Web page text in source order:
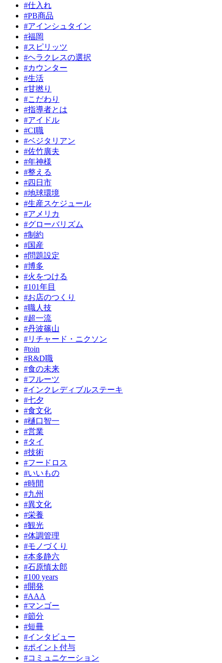
#仕入れ
#PB商品
#アインシュタイン
#福岡
#スピリッツ
#ヘラクレスの選択
#カウンター
#生活
#甘撚り
#こだわり
#指導者とは
#アイドル
#CI職
#ベジタリアン
#佐竹廣夫
#年神様
#整える
#四日市
#地球環境
#生産スケジュール
#アメリカ
#グローバリズム
#制約
#国産
#問題設定
#博多
#火をつける
#101年目
#お店のつくり
#職人技
#超一流
#丹波篠山
#リチャード・ニクソン
#toin
#R&D職
#食の未来
#フルーツ
#インクレディブルステーキ
#七夕
#食文化
#樋口智一
#営業
#タイ
#技術
#フードロス
#いいもの
#時間
#九州
#異文化
#栄養
#観光
#体調管理
#モノづくり
#本多静六
#石原慎太郎
#100 years
#開発
#AAA
#マンゴー
#節分
#短冊
#インタビュー
#ポイント付与
#コミュニケーション